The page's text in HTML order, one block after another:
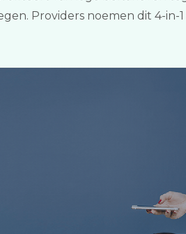
Providers noemen dit 4-in-